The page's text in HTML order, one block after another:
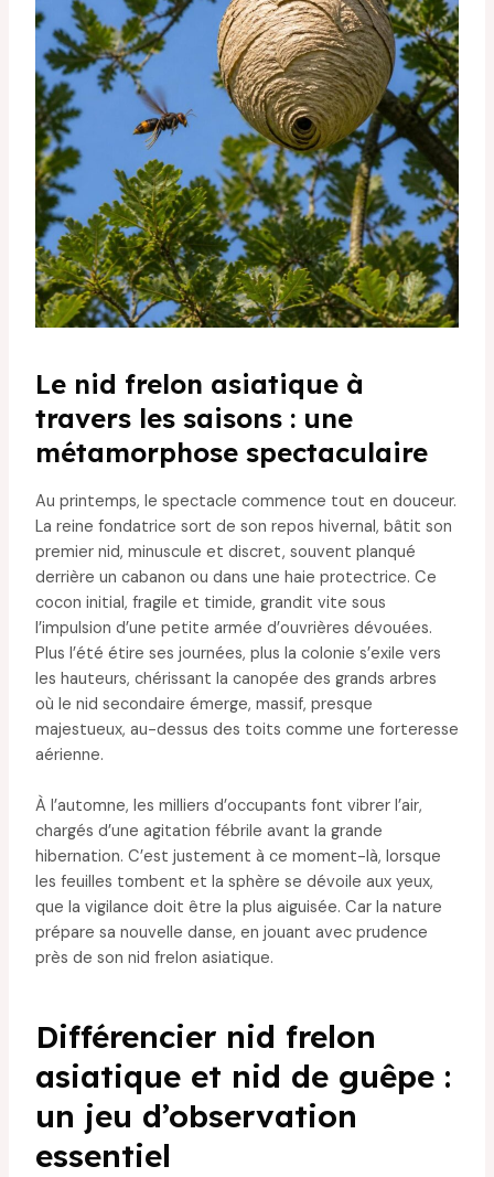
Le nid frelon asiatique à
travers les saisons : une
métamorphose spectaculaire
Au printemps, le spectacle commence tout en douceur.
La reine fondatrice sort de son repos hivernal, bâtit son
premier nid, minuscule et discret, souvent planqué
derrière un cabanon ou dans une haie protectrice. Ce
cocon initial, fragile et timide, grandit vite sous
l’impulsion d’une petite armée d’ouvrières dévouées.
Plus l’été étire ses journées, plus la colonie s’exile vers
les hauteurs, chérissant la canopée des grands arbres
où le nid secondaire émerge, massif, presque
majestueux, au-dessus des toits comme une forteresse
aérienne.
À l’automne, les milliers d’occupants font vibrer l’air,
chargés d’une agitation fébrile avant la grande
hibernation. C’est justement à ce moment-là, lorsque
les feuilles tombent et la sphère se dévoile aux yeux,
que la vigilance doit être la plus aiguisée. Car la nature
prépare sa nouvelle danse, en jouant avec prudence
près de son nid frelon asiatique.
Différencier nid frelon
asiatique et nid de guêpe :
un jeu d’observation
essentiel